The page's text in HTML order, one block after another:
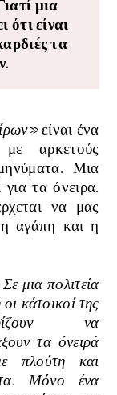
μια
ότι είναι
τα
είναι ένα
με αρκετούς
Μια
για τα όνειρα.
να μας
η αγάπη και η
Σε μια πολιτεία
κάτοικοί της
να
τα όνειρά
πλούτη και
Μόνο ένα